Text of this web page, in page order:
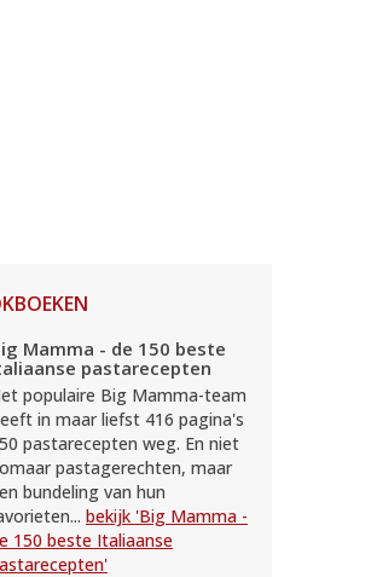
Mamma - de 150 beste
pastarecepten
populaire Big Mamma-team
in maar liefst 416 pagina's
pastarecepten weg. En niet
pastagerechten, maar
bundeling van hun
bekijk 'Big Mamma -
150 beste Italiaanse